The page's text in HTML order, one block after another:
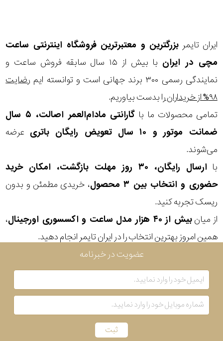
ایران تایمر بزرگترین و معتبرترین فروشگاه اینترنتی ساعت
مچی در ایران
با بیش از ۱۵ سال سابقه فروش ساعت و
نمایندگی رسمی ۳۰۰ برند جهانی است و توانسته ایم
رضایت
۹۸% از خریداران
را بدست بیاوریم.
تمامی محصولات ما با
گارانتی مادام‌العمر اصالت، ۵ سال
ضمانت موتور و ۱۰ سال تعویض رایگان باتری
عرضه
می‌شوند.
با
ارسال رایگان، ۳۰ روز مهلت بازگشت، امکان خرید
حضوری و انتخاب بین ۳ محصول
، خریدی مطمئن و بدون
ریسک تجربه کنید.
از میانبیش از ۴۰ هزار مدل ساعت و اکسسوری اورجینال
،
همین امروز بهترین انتخاب را در ایران تایمر انجام دهید.
در
برابر
آب
شکل
قاب
ویژگی
نوع
موتور
ترکیب
دیجیتال
بیشتر...
رنگ
بکار
عضویت در خبرنامه